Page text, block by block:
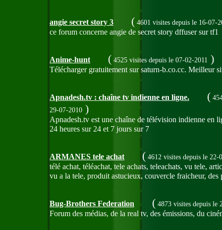
angie secret story 3 ( 4601 visites depuis le 16-07-
ce forum concerne angie de secret story dffuser sur tf1
Anime-hunt( 4525 visites depuis le 07-02-2011 )
Télécharger gratuitement sur saturn-b.co.cc. Meilleur
Apnadesh.tv : chaîne tv indienne en ligne. (
29-07-2010 )
Apnadesh.tv est une chaîne de télévision indienne en
24 heures sur 24 et 7 jours sur 7
ARMANES tele achat( 4612 visites depuis le 22-
télé achat, téléachat, tele achats, teleachats, vu tele,
vu a la tele, produit astucieux, couvercle fraicheur,
Bug-Brothers Federation ( 4873 visites depuis le
Forum des médias, de la real tv, des émissions, du